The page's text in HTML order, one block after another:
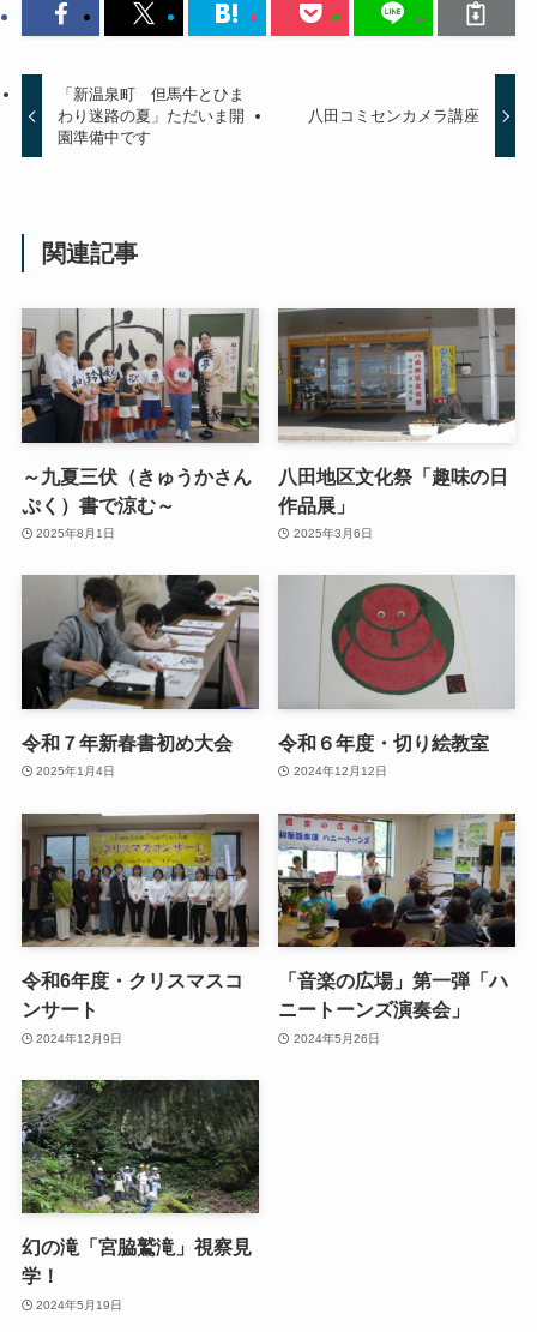
「新温泉町 但馬牛とひま
わり迷路の夏」ただいま開
園準備中です
八田コミセンカメラ講座
関連記事
～九夏三伏（きゅうかさん
ぷく）書で涼む～
2025年8月1日
八田地区文化祭「趣味の日
作品展」
2025年3月6日
令和７年新春書初め大会
2025年1月4日
令和６年度・切り絵教室
2024年12月12日
令和6年度・クリスマスコ
ンサート
2024年12月9日
「音楽の広場」第一弾「ハ
ニートーンズ演奏会」
2024年5月26日
幻の滝「宮脇鷲滝」視察見
学！
2024年5月19日